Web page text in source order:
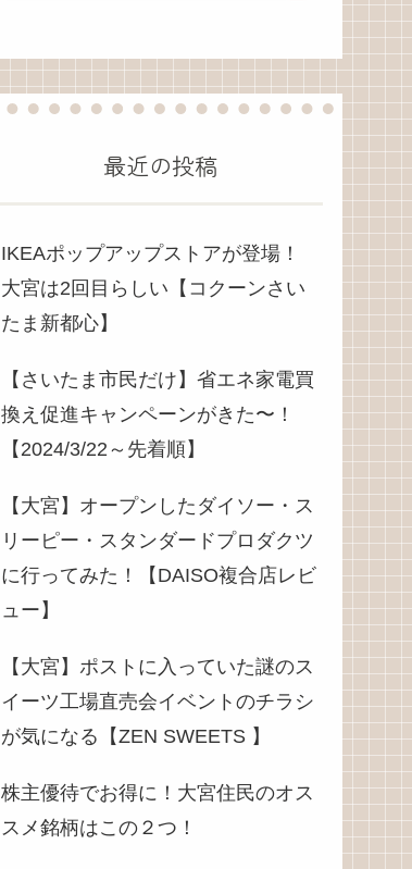
最近の投稿
IKEAポップアップストアが登場！
大宮は2回目らしい【コクーンさい
たま新都心】
【さいたま市民だけ】省エネ家電買
換え促進キャンペーンがきた〜！
【2024/3/22～先着順】
【大宮】オープンしたダイソー・ス
リーピー・スタンダードプロダクツ
に行ってみた！【DAISO複合店レビ
ュー】
【大宮】ポストに入っていた謎のス
イーツ工場直売会イベントのチラシ
が気になる【ZEN SWEETS 】
株主優待でお得に！大宮住民のオス
スメ銘柄はこの２つ！